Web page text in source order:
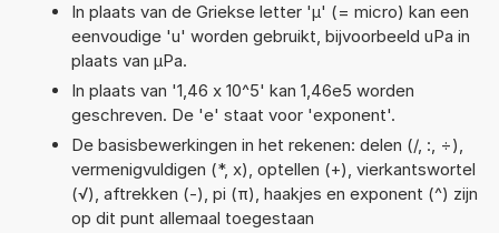
In plaats van de Griekse letter 'µ' (= micro) kan een
eenvoudige 'u' worden gebruikt, bijvoorbeeld uPa in
plaats van µPa.
In plaats van '1,46 x 10^5' kan 1,46e5 worden
geschreven. De 'e' staat voor 'exponent'.
De basisbewerkingen in het rekenen: delen (/, :, ÷),
vermenigvuldigen (*, x), optellen (+), vierkantswortel
(√), aftrekken (-), pi (π), haakjes en exponent (^) zijn
op dit punt allemaal toegestaan